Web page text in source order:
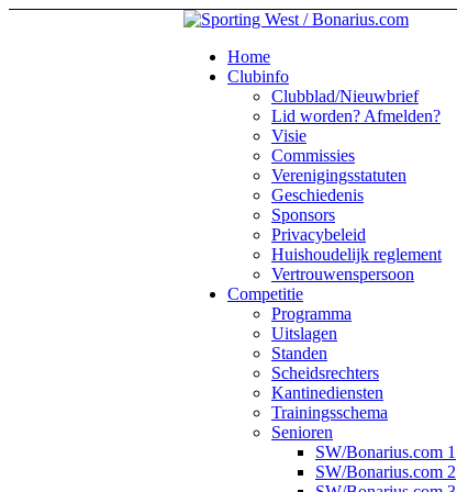
Home
Clubinfo
Clubblad/Nieuwbrief
Lid worden? Afmelden?
Visie
Commissies
Verenigingsstatuten
Geschiedenis
Sponsors
Privacybeleid
Huishoudelijk reglement
Vertrouwenspersoon
Competitie
Programma
Uitslagen
Standen
Scheidsrechters
Kantinediensten
Trainingsschema
Senioren
SW/Bonarius.com 1
SW/Bonarius.com 2